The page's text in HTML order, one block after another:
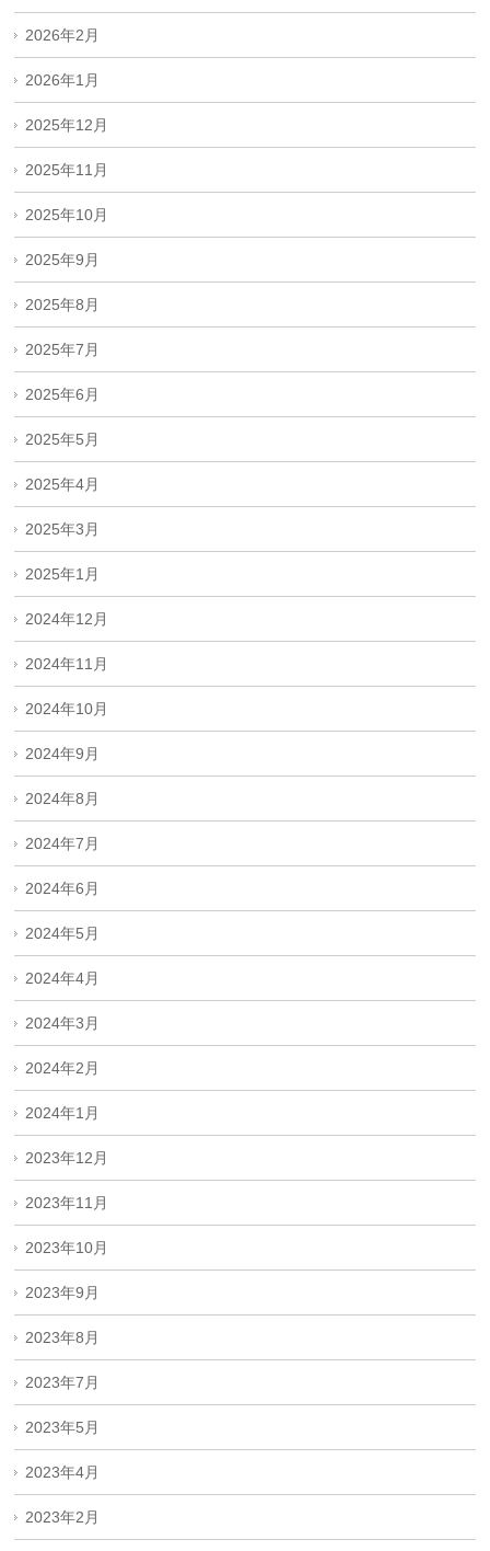
2026年2月
2026年1月
2025年12月
2025年11月
2025年10月
2025年9月
2025年8月
2025年7月
2025年6月
2025年5月
2025年4月
2025年3月
2025年1月
2024年12月
2024年11月
2024年10月
2024年9月
2024年8月
2024年7月
2024年6月
2024年5月
2024年4月
2024年3月
2024年2月
2024年1月
2023年12月
2023年11月
2023年10月
2023年9月
2023年8月
2023年7月
2023年5月
2023年4月
2023年2月